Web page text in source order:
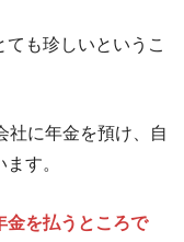
も珍しいというこ
社に年金を預け、自
す。
金を払うところで